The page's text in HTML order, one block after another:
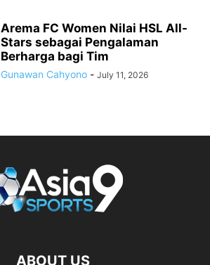
Arema FC Women Nilai HSL All-
Stars sebagai Pengalaman
Berharga bagi Tim
Gunawan Cahyono - July 11, 2026
ABOUT US